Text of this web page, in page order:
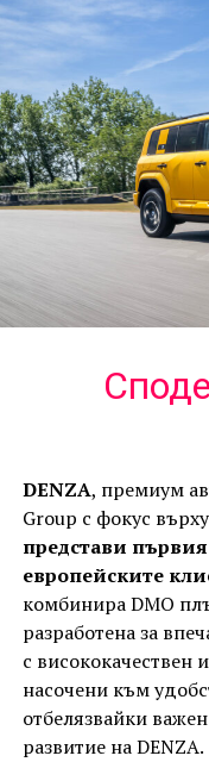
DENZA, премиум
Group с фокус
представи
европейските
комбинира DMO
разработена за
с
насочени към
отбелязвайки
развитие на DENZA.